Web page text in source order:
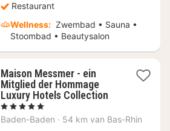
Restaurant
Wellness: Zwembad • Sauna •
Stoombad • Beautysalon
Maison Messmer - ein
Mitglied der Hommage
Luxury Hotels Collection1
vanaf
, 5 Sterren
Baden-Baden · 54 km van Bas-Rhin